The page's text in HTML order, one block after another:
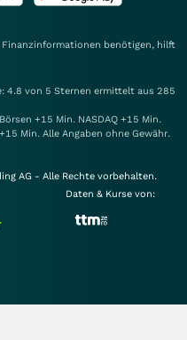
Finanzinformationen benötigen, hilft
4.8 von 5 Sternen ermittelt aus 285
+15 Min. NASDAQ +15 Min.
Min. Alle Angaben ohne Gewähr.
AG - Alle Rechte vorbehalten.
Daten & Kurse von: